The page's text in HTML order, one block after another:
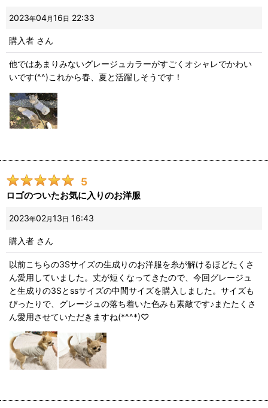
2023年04月16日 22:33
購入者 さん
他ではあまりみないグレージュカラーがすごくオシャレでかわい
いです(^^)これから春、夏と活躍しそうです！
5
ロゴのついたお気に入りのお洋服
2023年02月13日 16:43
購入者 さん
以前こちらの3Sサイズの生成りのお洋服を糸が解けるほどたくさ
ん愛用していました。丈が短くなってきたので、今回グレージュ
と生成りの3Sとssサイズの中間サイズを購入しました。サイズも
ぴったりで、グレージュの落ち着いた色みも素敵です♪またたくさ
ん愛用させていただきますね(*^^*)♡